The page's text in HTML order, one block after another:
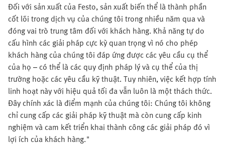
Đối với sản xuất của Festo, sản xuất biến thể là thành phần
cốt lõi trong dịch vụ của chúng tôi trong nhiều năm qua và
đóng vai trò trung tâm đối với khách hàng. Khả năng tự do
cấu hình các giải pháp cực kỳ quan trọng vì nó cho phép
khách hàng của chúng tôi đáp ứng được các yêu cầu cụ thể
của họ – có thể là các quy định pháp lý và cụ thể của thị
trường hoặc các yêu cầu kỹ thuật. Tuy nhiên, việc kết hợp tính
linh hoạt này với hiệu quả tối đa vẫn luôn là một thách thức.
Đây chính xác là điểm mạnh của chúng tôi: Chúng tôi không
chỉ cung cấp các giải pháp kỹ thuật mà còn cung cấp kinh
nghiệm và cam kết triển khai thành công các giải pháp đó vì
lợi ích của khách hàng."